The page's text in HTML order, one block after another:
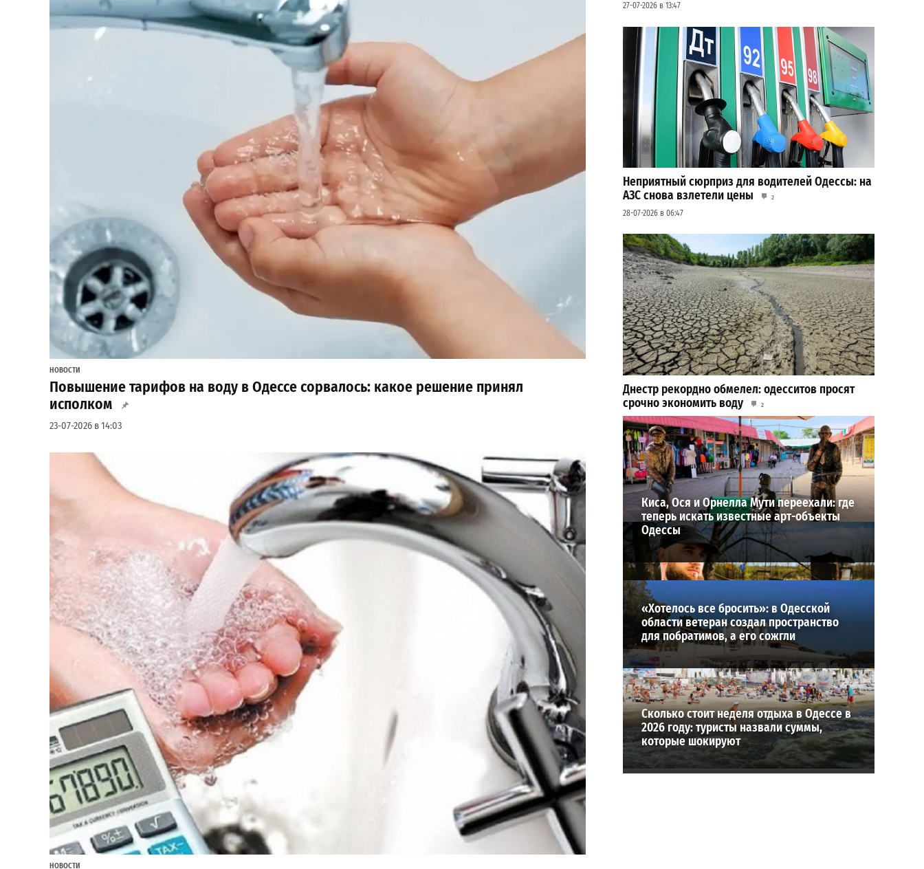
НОВОСТИ
Повышение тарифов на воду в Одессе сорвалось: какое решение принял
исполком
23-07-2026 в 14:03
НОВОСТИ
27-07-2026 в 13:47
Неприятный сюрприз для водителей Одессы: на
АЗС снова взлетели цены
2
28-07-2026 в 06:47
Днестр рекордно обмелел: одесситов просят
срочно экономить воду
2
29-07-2026 в 19:28
ВИБОР РЕДАКЦИИ
Киса, Ося и Орнелла Мути переехали: где
теперь искать известные арт-объекты
Одессы
«Хотелось все бросить»: в Одесской
области ветеран создал пространство
для побратимов, а его сожгли
Сколько стоит неделя отдыха в Одессе в
2026 году: туристы назвали суммы,
которые шокируют